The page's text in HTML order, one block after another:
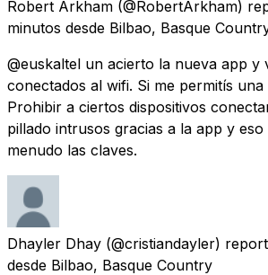
Robert Arkham (@RobertArkham)
minutos desde Bilbao, Basque
@euskaltel un acierto la nueva app y
conectados al wifi. Si me permitís una
Prohibir a ciertos dispositivos
pillado intrusos gracias a la app y
menudo las claves.
Dhayler Dhay (@cristiandayler)
desde Bilbao, Basque Country